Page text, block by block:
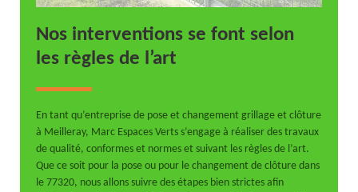
Nos interventions se font selon
les règles de l’art
En tant qu’entreprise de pose et changement grillage et clôture
à Meilleray, Marc Espaces Verts s’engage à réaliser des travaux
de qualité, conformes et normes et suivant les règles de l’art.
Que ce soit pour la pose ou pour le changement de clôture dans
le 77320, nous allons suivre des étapes bien strictes afin